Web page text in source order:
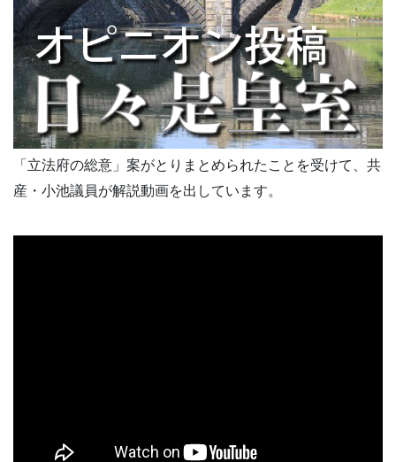
「立法府の総意」案がとりまとめられたことを受けて、共
産・小池議員が解説動画を出しています。